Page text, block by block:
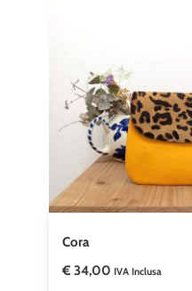
Cora
€ 34,00 IVA Inclusa